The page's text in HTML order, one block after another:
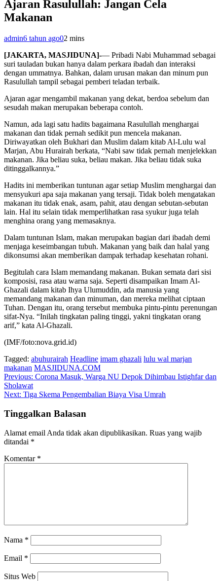
Ajaran Rasulullah: Jangan Cela
Makanan
admin6 tahun ago02 mins
[JAKARTA, MASJIDUNA]-— Pribadi Nabi Muhammad sebagai
suri tauladan bukan hanya dalam perkara ibadah dan interaksi
dengan ummatnya. Bahkan, dalam urusan makan dan minum pun
Rasulullah tampil sebagai pemberi teladan terbaik.
Ajaran agar mengambil makanan yang dekat, berdoa sebelum dan
sesudah makan merupakan beberapa contoh.
Namun, ada lagi satu hadits bagaimana Rasulullah menghargai
makanan dan tidak pernah sedikit pun mencela makanan.
Diriwayatkan oleh Bukhari dan Muslim dalam kitab Al-Lulu wal
Marjan, Abu Hurairah berkata, “Nabi saw tidak pernah menjelekkan
makanan. Jika beliau suka, beliau makan. Jika beliau tidak suka
ditinggalkannya.”
Hadits ini memberikan tuntunan agar setiap Muslim menghargai dan
mensyukuri apa saja makanan yang tersaji. Tidak boleh mengatakan
makanan itu tidak enak, asam, pahit, atau dengan sebutan-sebutan
lain. Hal itu selain tidak memperlihatkan rasa syukur juga telah
menghina orang yang memasaknya.
Dalam tuntunan Islam, makan merupakan bagian dari ibadah demi
menjaga keseimbangan tubuh. Makanan yang baik dan halal yang
dikonsumsi akan memberikan dampak terhadap kesehatan rohani.
Begitulah cara Islam memandang makanan. Bukan semata dari sisi
komposisi, rasa atau warna saja. Seperti disampaikan Imam Al-
Ghazali dalam kitab Ihya Ulumuddin, ada manusia yang
memandang makanan dan minuman, dan mereka melihat ciptaan
Tuhan. Dengan itu, orang tersebut membuka pintu-pintu perenungan
sifat-Nya. “Inilah tingkatan paling tinggi, yakni tingkatan orang
arif,” kata Al-Ghazali.
(IMF/foto:nova.grid.id)
Tagged: abuhurairah Headline imam ghazali lulu wal marjan
makanan MASJIDUNA.COM
Navigasi
pos
Previous: Corona Masuk, Warga NU Depok Dihimbau Istighfar dan
Sholawat
Next: Tiga Skema Pengembalian Biaya Visa Umrah
Tinggalkan Balasan
Alamat email Anda tidak akan dipublikasikan. Ruas yang wajib
ditandai *
Komentar *
Nama *
Email *
Situs Web